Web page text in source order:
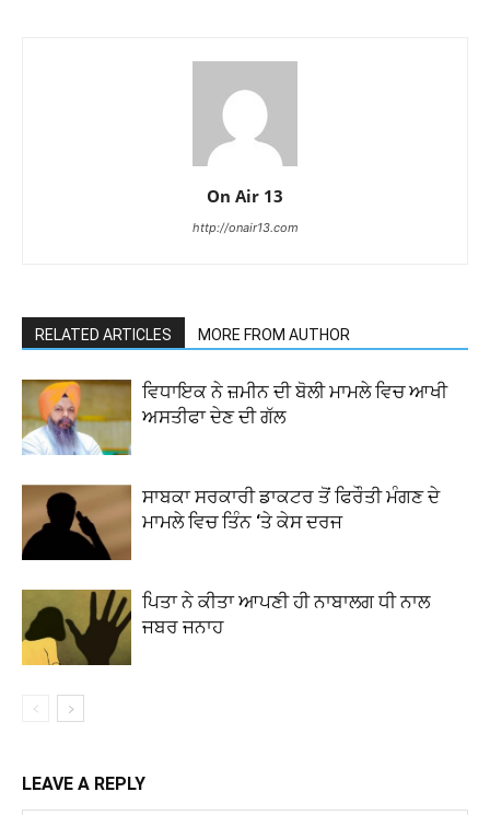
On Air 13
http://onair13.com
RELATED ARTICLES MORE FROM AUTHOR
ਵਿਧਾਇਕ ਨੇ ਜ਼ਮੀਨ ਦੀ ਬੋਲੀ ਮਾਮਲੇ ਵਿਚ ਆਖੀ
ਅਸਤੀਫਾ ਦੇਣ ਦੀ ਗੱਲ
ਸਾਬਕਾ ਸਰਕਾਰੀ ਡਾਕਟਰ ਤੋਂ ਫਿਰੌਤੀ ਮੰਗਣ ਦੇ
ਮਾਮਲੇ ਵਿਚ ਤਿੰਨ ‘ਤੇ ਕੇਸ ਦਰਜ
ਪਿਤਾ ਨੇ ਕੀਤਾ ਆਪਣੀ ਹੀ ਨਾਬਾਲਗ ਧੀ ਨਾਲ
ਜਬਰ ਜਨਾਹ
LEAVE A REPLY